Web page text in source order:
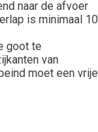
naar de afvoer
is minimaal 10
goot te
van
moet een vrije